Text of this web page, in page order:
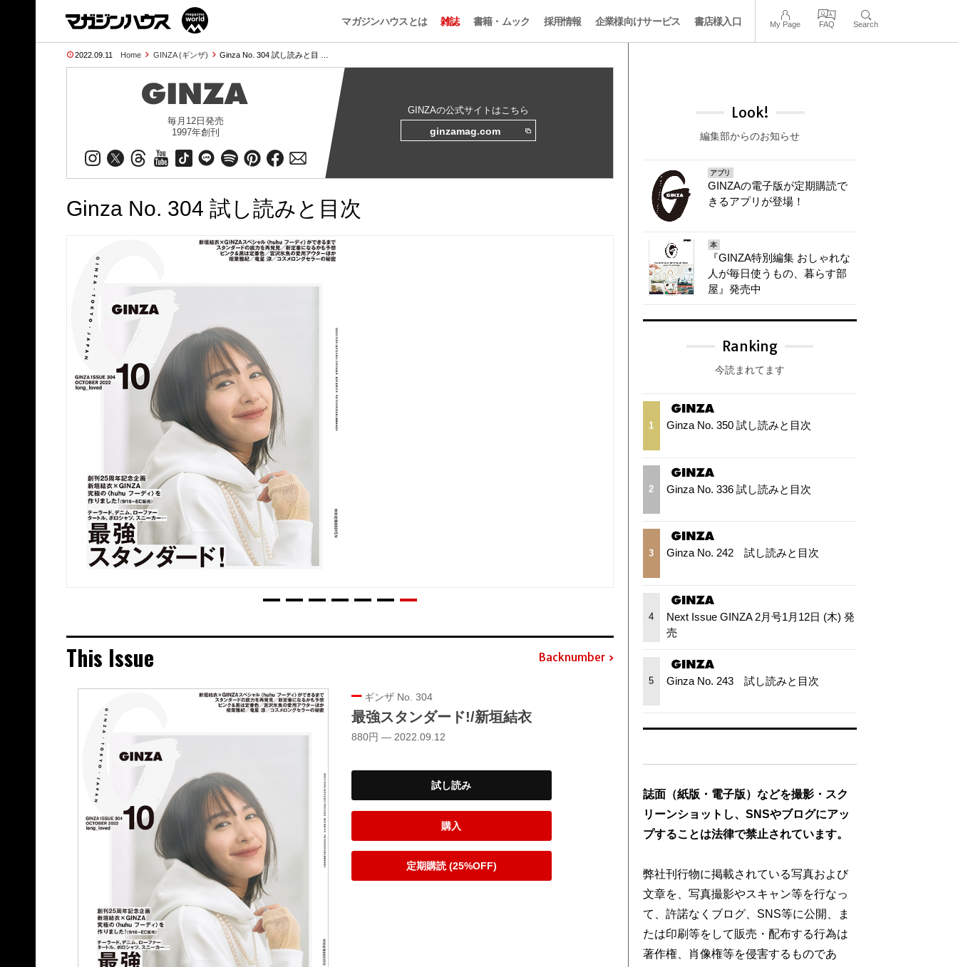
マガジンハウスとは 雑誌 書籍・ムック 採用情報 企業様向けサービス 書店様入口 My Page FAQ Search
2022.09.11 Home GINZA (ギンザ) Ginza No. 304 試し読みと目 …
毎月12日発売
1997年創刊
GINZAの公式サイトはこちら
ginzamag.com
Ginza No. 304 試し読みと目次
This Issue Backnumber
ギンザ No. 304
最強スタンダード!/新垣結衣
880円 — 2022.09.12
試し読み
購入
定期購読 (25%OFF)
Look!
編集部からのお知らせ
アプリ
GINZAの電子版が定期購読で
きるアプリが登場！
本
『GINZA特別編集 おしゃれな
人が毎日使うもの、暮らす部
屋』発売中
Ranking
今読まれてます
1 Ginza No. 350 試し読みと目次
2 Ginza No. 336 試し読みと目次
3 Ginza No. 242 試し読みと目次
4
Next Issue GINZA 2月号1月12日 (木) 発
売
5 Ginza No. 243 試し読みと目次
誌面（紙版・電子版）などを撮影・スク
リーンショットし、SNSやブログにアッ
プすることは法律で禁止されています。
弊社刊行物に掲載されている写真および
文章を、写真撮影やスキャン等を行なっ
て、許諾なくブログ、SNS等に公開、ま
たは印刷等をして販売・配布する行為は
著作権、肖像権等を侵害するものであ